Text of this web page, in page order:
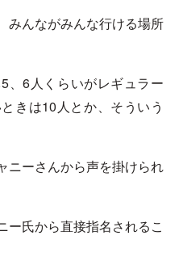
みんながみんな行ける場所
、6人くらいがレギュラー
きは10人とか、そういう
ニーさんから声を掛けられ
ー氏から直接指名されるこ